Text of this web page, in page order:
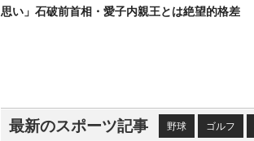
思い」石破前首相・愛子内親王とは絶望的格差
最新のスポーツ記事 野球 ゴルフ